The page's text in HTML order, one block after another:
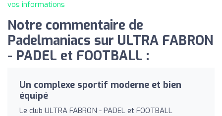
vos informations
Notre commentaire de
Padelmaniacs sur ULTRA FABRON
- PADEL et FOOTBALL :
Un complexe sportif moderne et bien
équipé
Le club ULTRA FABRON - PADEL et FOOTBALL